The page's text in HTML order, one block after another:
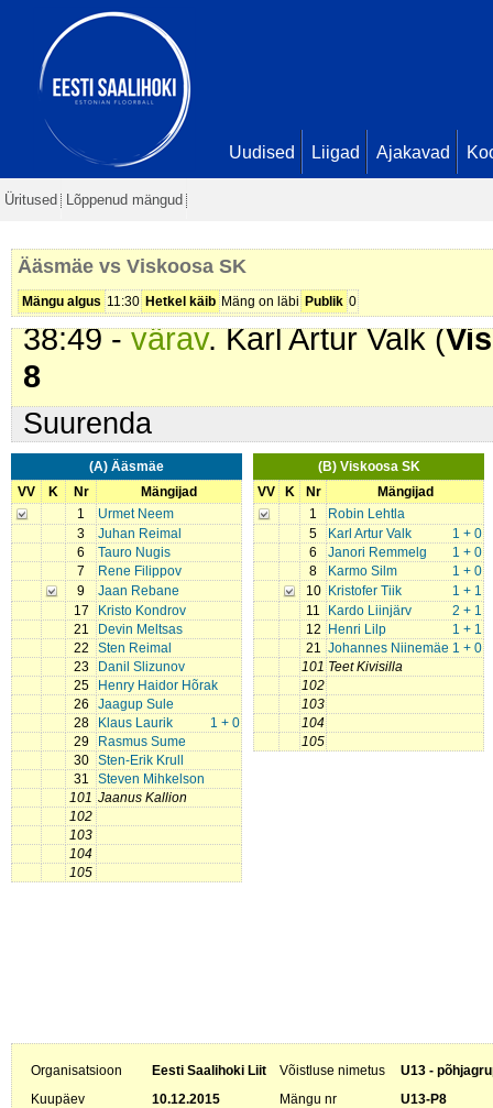
Uudised Liigad Ajakavad
Üritused Lõppenud mängud
Ääsmäe vs Viskoosa SK
Mängu algus 11:30 Hetkel käib Mäng on läbi Publik 0
Seis
0 - 3
14:55 -värav
17:53 -värav
18:26 - värav . Kardo Liinjärv (
26:10 -karistus (212 - Maas
28:10 -värav. Henri Lilp (
7
38:49 -värav. Karl Artur Valk (
8
Suurenda
(A) Ääsmäe
VV
K Nr
Mängijad
1
Urmet Neem
3
Juhan Reimal
6
Tauro Nugis
7
Rene Filippov
9
Jaan Rebane
17
Kristo Kondrov
21
Devin Meltsas
22
Sten Reimal
23
Danil Slizunov
25
Henry Haidor Hõrak
26
Jaagup Sule
28
1 + 0
Klaus Laurik
29
Rasmus Sume
30
Sten-Erik Krull
31
Steven Mihkelson
101 Jaanus Kallion
102
103
104
105
(B) Viskoosa SK
VV
K Nr
Mängijad
1
Robin Lehtla
5
1 + 0
Karl Artur Valk
6
1 + 0
Janori Remmelg
8
1 + 0
Karmo Silm
10
1 + 1
Kristofer Tiik
11
2 + 1
Kardo Liinjärv
12
1 + 1
Henri Lilp
21
1 + 0
Johannes Niinemäe
101 Teet Kivisilla
102
103
104
105
Organisatsioon Eesti Saalihoki Liit Võistluse nimetus
U13 -
Kuupäev
10.12.2015 Mängu nr
U13-P8